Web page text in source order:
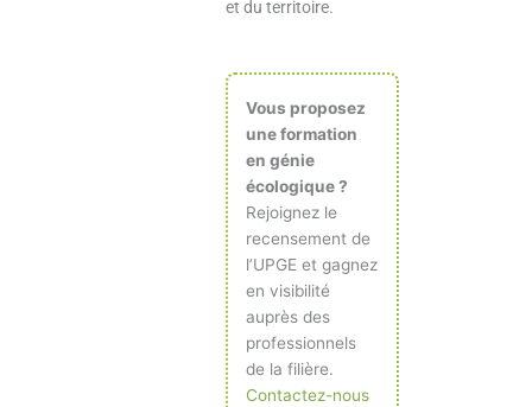
et du territoire.
Vous proposez
une formation
en génie
écologique ?
Rejoignez le
recensement de
l’UPGE et gagnez
en visibilité
auprès des
professionnels
de la filière.
Contactez-nous